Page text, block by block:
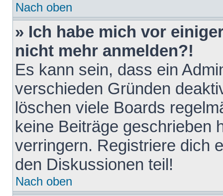
Nach oben
» Ich habe mich vor
nicht mehr anmelden?!
Es kann sein, dass ein
verschieden Gründen
löschen viele Boards
keine Beiträge geschrieben
verringern. Registriere dich
den Diskussionen teil!
Nach oben